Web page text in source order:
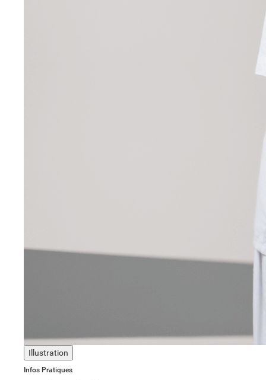
Illustration
Infos Pratiques